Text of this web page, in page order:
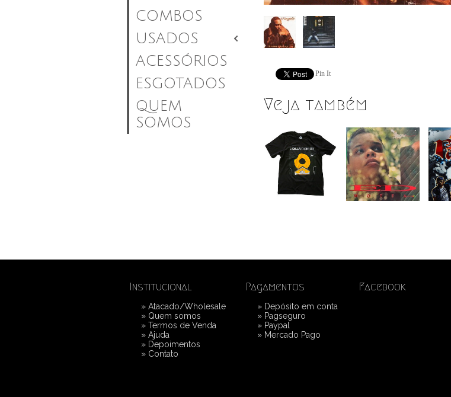
COMBOS
USADOS
2
ACESSÓRIOS
ESGOTADOS
QUEM
SOMOS
Pin It
Veja também
Institucional
» Atacado/Wholesale
» Quem somos
» Termos de Venda
» Ajuda
» Depoimentos
» Contato
Pagamentos
» Depósito em conta
» Pagseguro
» Paypal
» Mercado Pago
Facebook